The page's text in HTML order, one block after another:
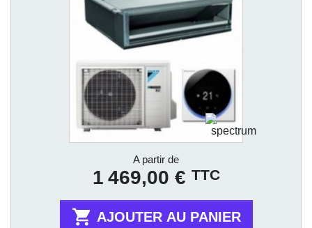
A partir de
1 469,00 € TTC
 AJOUTER AU PANIER